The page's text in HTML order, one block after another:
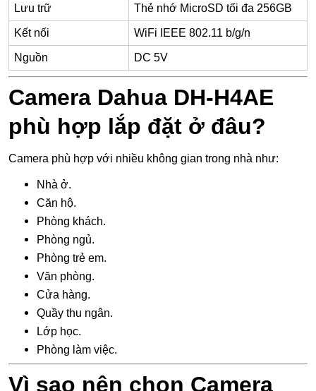
Lưu trữ Thẻ nhớ MicroSD tối đa 256GB
Kết nối WiFi IEEE 802.11 b/g/n
Nguồn DC 5V
Camera Dahua DH-H4AE
phù hợp lắp đặt ở đâu?
Camera phù hợp với nhiều không gian trong nhà như:
Nhà ở.
Căn hộ.
Phòng khách.
Phòng ngủ.
Phòng trẻ em.
Văn phòng.
Cửa hàng.
Quầy thu ngân.
Lớp học.
Phòng làm việc.
Vì sao nên chọn Camera